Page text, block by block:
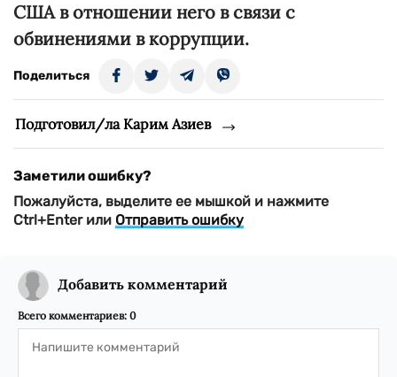
США в отношении него в связи с
обвинениями в коррупции.
Поделиться
Подготовил/ла Карим Азиев
Заметили ошибку?
Пожалуйста, выделите ее мышкой и нажмите
Ctrl+Enter или Отправить ошибку
Добавить комментарий
Всего комментариев: 0